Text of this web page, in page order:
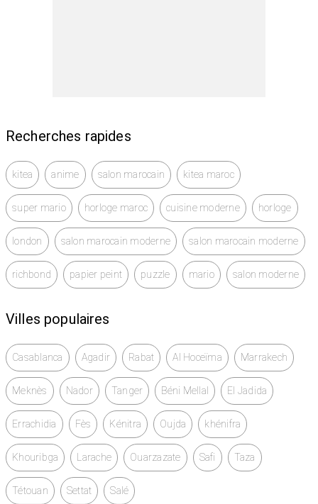
Recherches rapides
kitea anime salon marocain kitea maroc
super mario horloge maroc cuisine moderne horloge
london salon marocain moderne salon marocain moderne
richbond papier peint puzzle mario salon moderne
Villes populaires
Casablanca Agadir Rabat Al Hoceïma Marrakech
Meknès Nador Tanger Béni Mellal El Jadida
Errachidia Fès Kénitra Oujda khénifra
Khouribga Larache Ouarzazate Safi Taza
Tétouan Settat Salé